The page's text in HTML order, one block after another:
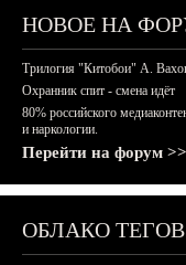
НОВОЕ НА
Трилогия "Китобои" А.
Охранник спит - смена идёт
80% российского
и наркологии.
Перейти на форум >>
ОБЛАКО ТЕГОВ